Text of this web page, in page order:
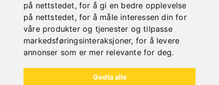
på nettstedet,for å gi en bedre opplevelse
på nettstedet,for å måle interessen din for
våre produkter og tjenester og tilpasse
markedsføringsinteraksjoner, for å levere
annonser som er mer relevante for deg.
Godta alle